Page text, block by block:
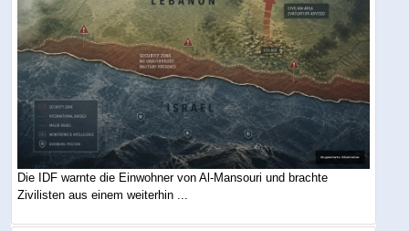
Die IDF warnte die Einwohner von Al-Mansouri und brachte
Zivilisten aus einem weiterhin ...